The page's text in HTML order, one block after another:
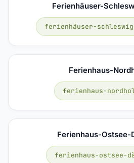
Ferienhäuser-
ferienhäuser-
Ferienhaus-
ferienhaus-
Ferienhaus-Ostsee-
ferienhaus-ostsee-